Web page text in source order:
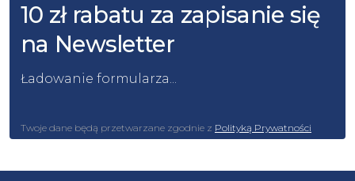
10 zł rabatu za zapisanie się
na Newsletter
Ładowanie formularza...
Twoje dane będą przetwarzane zgodnie z Polityką Prywatności